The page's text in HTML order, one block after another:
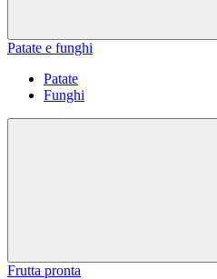
Patate e funghi
Patate
Funghi
Frutta pronta